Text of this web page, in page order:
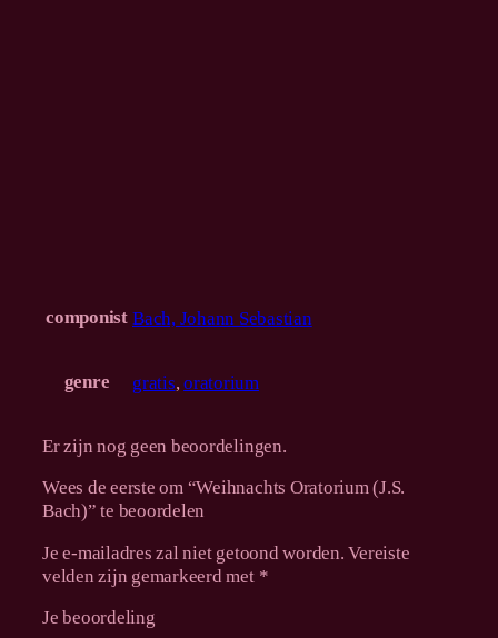
componist Bach, Johann Sebastian
genre gratis,oratorium
Er zijn nog geen beoordelingen.
Wees de eerste om “Weihnachts Oratorium (J.S.
Bach)” te beoordelen
Je e-mailadres zal niet getoond worden. Vereiste
velden zijn gemarkeerd met *
Je beoordeling